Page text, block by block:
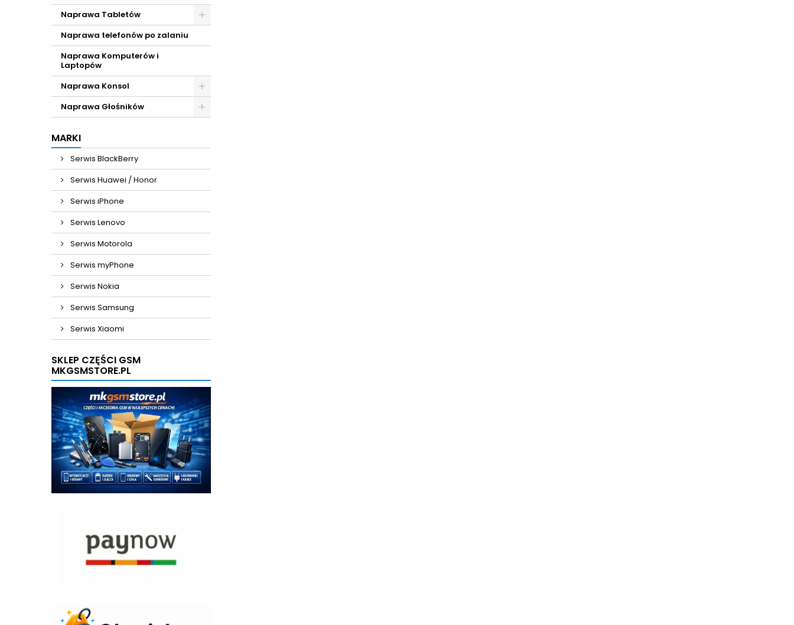
Naprawa Tabletów
Naprawa telefonów po zalaniu
Naprawa Komputerów i
Laptopów
Naprawa Konsol
Naprawa Głośników
MARKI
Serwis BlackBerry
Serwis Huawei / Honor
Serwis iPhone
Serwis Lenovo
Serwis Motorola
Serwis myPhone
Serwis Nokia
Serwis Samsung
Serwis Xiaomi
SKLEP CZĘŚCI GSM
MKGSMSTORE.PL